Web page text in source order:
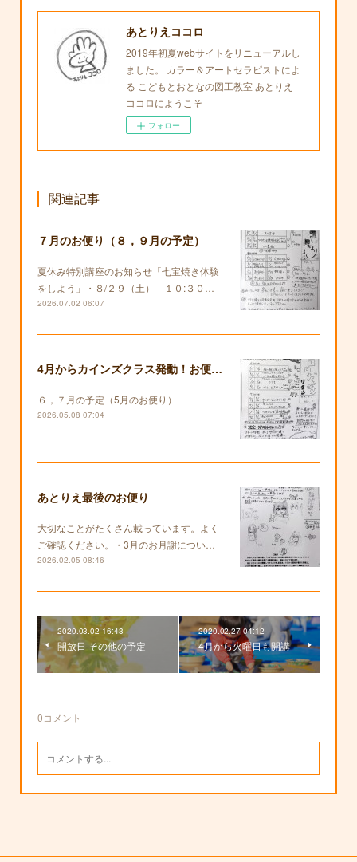
あとりえココロ
2019年初夏webサイトをリニューアルし
ました。 カラー＆アートセラピストによ
る こどもとおとなの図工教室 あとりえ
ココロにようこそ
フォロー
関連記事
７月のお便り（８，９月の予定）
夏休み特別講座のお知らせ「七宝焼き体験
をしよう」・８/２９（土） １０:３０…
2026.07.02 06:07
4月からカインズクラス発動！お便りも復活します！
６，７月の予定（5月のお便り）
2026.05.08 07:04
あとりえ最後のお便り
大切なことがたくさん載っています。よく
ご確認ください。・3月のお月謝につい…
2026.02.05 08:46
2020.03.02 16:43
開放日 その他の予定
2020.02.27 04:12
4月から火曜日も開講
0コメント